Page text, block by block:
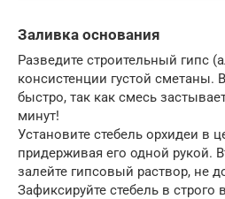
Заливка основания
Разведите строительный гипс
консистенции густой сметаны.
быстро, так как смесь
минут!
Установите стебель орхидеи в
придерживая его одной рукой.
залейте гипсовый раствор, не
Зафиксируйте стебель в строго